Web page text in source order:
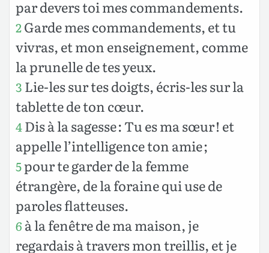
par devers toi mes commandements.
2Garde mes commandements, et tu
vivras, et mon enseignement, comme
la prunelle de tes yeux.
3 Lie-les sur tes doigts, écris-les sur la
tablette de ton cœur.
4Dis à la sagesse : Tu es ma sœur ! et
appelle l’intelligence ton amie ;
5pour te garder de la femme
étrangère, de la foraine qui use de
paroles flatteuses.
6 à la fenêtre de ma maison, je
regardais à travers mon treillis, et je